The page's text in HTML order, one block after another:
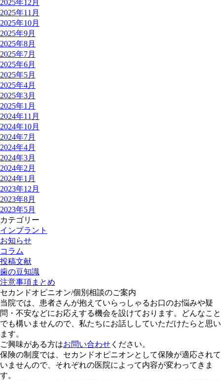
2025年12月
2025年11月
2025年10月
2025年9月
2025年8月
2025年7月
2025年6月
2025年5月
2025年4月
2025年3月
2025年1月
2024年11月
2024年10月
2024年7月
2024年4月
2024年3月
2024年2月
2024年1月
2023年12月
2023年8月
2023年5月
カテゴリー
インプラント
お知らせ
コラム
投稿文献
歯の豆知識
注意事項まとめ
セカンドオピニオン/個別相談のご案内
当院では、患者さんが抱えていらっしゃるお口のお悩みや疑
問・不安などにお応えする機会を設けております。どんなこと
でも構いませんので、私たちにお話ししていただけたらと思い
ます。
ご興味がある方はお問い合わせ ください。
保険の制度では、セカンドオピニオンとして保険が適応されて
いませんので、それぞれの医院によって内容が変わってきま
す。